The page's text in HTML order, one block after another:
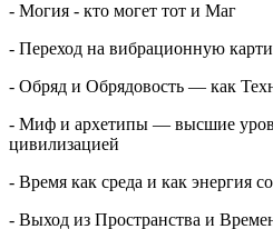
- Могия - кто могет тот и Маг
- Переход на вибрационную
- Обряд и Обрядовость — как
- Миф и архетипы — высшие
цивилизацией
- Время как среда и как энергия
- Выход из Пространства и